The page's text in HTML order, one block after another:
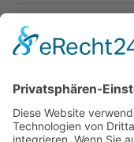
Top-Anbieter
Spitzenqualität
Kompetente Beratung